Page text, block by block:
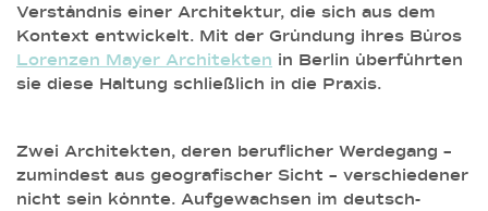
Verständnis einer Architektur, die sich aus dem
Kontext entwickelt. Mit der Gründung ihres Büros
Lorenzen Mayer Architekten in Berlin überführten
sie diese Haltung schließlich in die Praxis.
Zwei Architekten, deren beruflicher Werdegang –
zumindest aus geografischer Sicht – verschiedener
nicht sein könnte. Aufgewachsen im deutsch-